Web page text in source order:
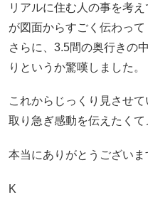
リアルに住む人の事を考
が図面からすごく伝わって
さらに、3.5間の奥行きの
りというか驚嘆しました。
これからじっくり見させて
取り急ぎ感動を伝えたくて
本当にありがとうございま
K